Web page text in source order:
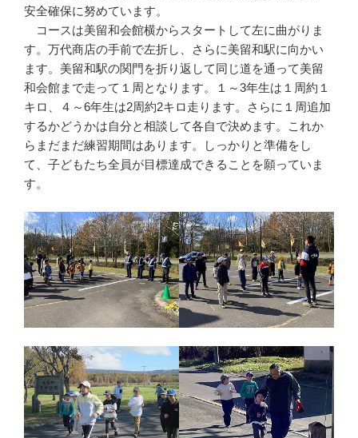
安全確保に努めています。
コースは美留和会館横からスタートして左に曲がりま
す。万代商店の手前で左折し、さらに美留和駅に向かい
ます。美留和駅の関門を折り返して同じ道を通って美留
和会館まで走って１周となります。１～3年生は１周約１
キロ、４～6年生は2周約2キロ走ります。さらに１周追加
するかどうかは自分と相談して各自で決めます。これか
らまだまだ練習期間はあります。しっかりと準備をし
て、子どもたち全員が目標達成できることを願っていま
す。